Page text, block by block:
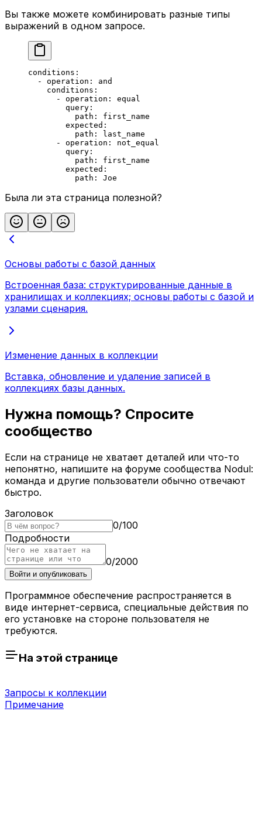
Вы также можете комбинировать разные типы
выражений в одном запросе.
conditions :
  -
operation : and
    conditions
:
      -
operation : equal
        query
:
          path
: first_name
        expected
:
          path
:
last_name
      -
operation : not_equal
        query
:
          path
: first_name
        expected
:
          path
: Joe
Была ли эта страница полезной?
Основы работы с базой данных
Встроенная база: структурированные данные в
хранилищах и коллекциях; основы работы с базой и
узлами сценария.
Изменение данных в коллекции
Вставка, обновление и удаление записей в
коллекциях базы данных.
Нужна помощь? Спросите
сообщество
Если на странице не хватает деталей или что-то
непонятно, напишите на форуме сообщества Nodul:
команда и другие пользователи обычно отвечают
быстро.
Заголовок
0/100
Подробности
0/2000
Войти и опубликовать
Программное обеспечение распространяется в
виде интернет-сервиса, специальные действия по
его установке на стороне пользователя не
требуются.
На этой странице
Запросы к коллекции
Примечание